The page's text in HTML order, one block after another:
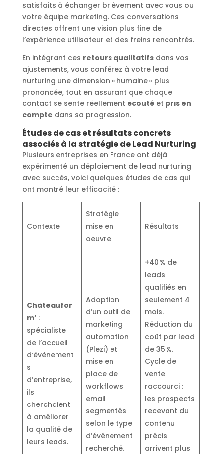
satisfaits à échanger brièvement avec vous ou
votre équipe marketing. Ces conversations
directes offrent une vision plus fine de
l’expérience utilisateur et des freins rencontrés.
En intégrant ces retours qualitatifsdans vos
ajustements, vous conférez à votre lead
nurturing une dimension « humaine » plus
prononcée, tout en assurant que chaque
contact se sente réellement écoutéet pris en
compte dans sa progression.
Études de cas et résultats concrets
associés à la stratégie de Lead Nurturing
Plusieurs entreprises en France ont déjà
expérimenté un déploiement de lead nurturing
avec succès, voici quelques études de cas qui
ont montré leur efficacité :
Contexte
Stratégie
mise en
oeuvre
Résultats
Châteaufor
m’ :
spécialiste
de l’accueil
d’événement
s
d’entreprise,
ils
cherchaient
à améliorer
la qualité de
leurs leads.
Adoption
d’un outil de
marketing
automation
(Plezi) et
mise en
place de
workflows
email
segmentés
selon le type
d’événement
recherché.
+40 % de
leads
qualifiés en
seulement 4
mois.
Réduction du
coût par lead
de 35 %.
Cycle de
vente
raccourci :
les prospects
recevant du
contenu
précis
arrivent plus